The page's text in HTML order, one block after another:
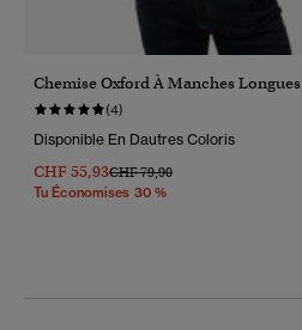
Chemise Oxford À Manches Longues
(4)
Disponible En Dautres Coloris
CHF 55,93Prix Réduit De
CHF 79,90À
Tu Économises 30 %